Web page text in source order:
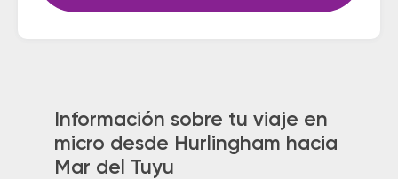
Información sobre tu viaje en
micro desde Hurlingham hacia
Mar del Tuyu